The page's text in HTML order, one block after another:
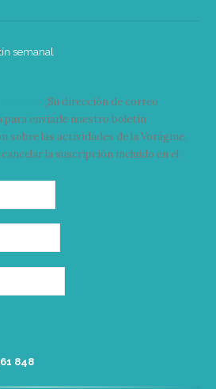
semanal
Su dirección de correo
para enviarle nuestro boletín
las actividades de la Vorágine.
cancelar la suscripción incluido en el
848‬